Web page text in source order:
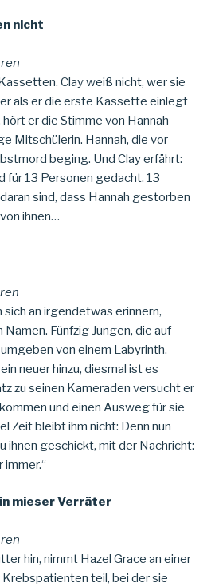
nicht
Clay weiß nicht, wer sie
als er die erste Kassette einlegt
hört er die Stimme von Hannah
Mitschülerin. Hannah, die vor
beging. Und Clay erfährt:
für 13 Personen gedacht. 13
sind, dass Hannah gestorben
ihnen…
sich an irgendetwas erinnern,
Fünfzig Jungen, die auf
von einem Labyrinth.
neuer hinzu, diesmal ist es
zu seinen Kameraden versucht er
und einen Ausweg für sie
Zeit bleibt ihm nicht: Denn nun
ihnen geschickt, mit der Nachricht:
immer.“
mieser Verräter
hin, nimmt Hazel Grace an einer
teil, bei der sie